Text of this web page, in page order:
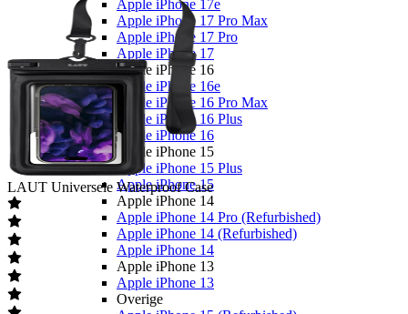
Apple iPhone 17e
Apple iPhone 17 Pro Max
Apple iPhone 17 Pro
Apple iPhone 17
Apple iPhone 16
Apple iPhone 16e
Apple iPhone 16 Pro Max
Apple iPhone 16 Plus
Apple iPhone 16
Apple iPhone 15
Apple iPhone 15 Plus
Apple iPhone 15
Apple iPhone 14
Apple iPhone 14 Pro (Refurbished)
Apple iPhone 14 (Refurbished)
Apple iPhone 14
Apple iPhone 13
Apple iPhone 13
Overige
LAUT Universele Waterproof Case